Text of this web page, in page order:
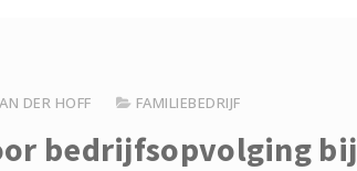
DER HOFF FAMILIEBEDRIJF
bedrijfsopvolging bij